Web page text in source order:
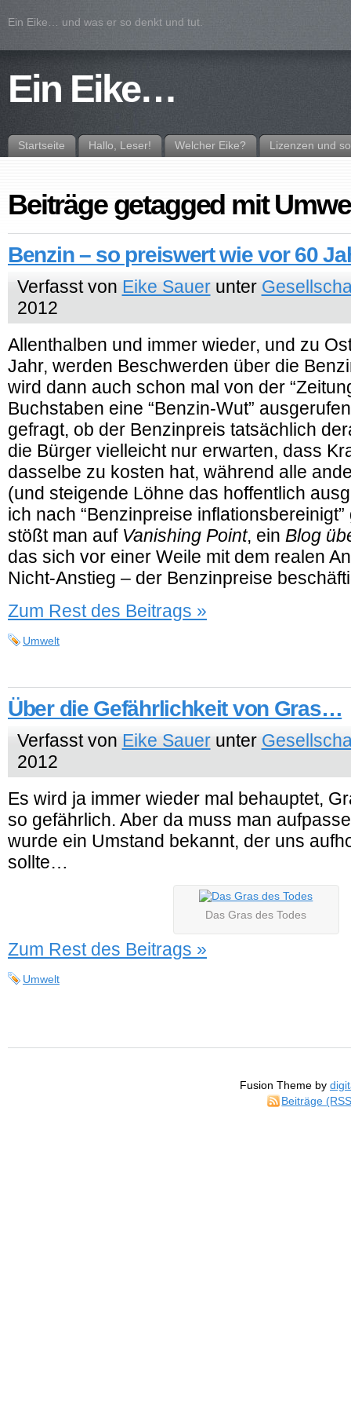
Ein Eike… und was er so denkt und tut.
Ein Eike…
Startseite Hallo, Leser! Welcher Eike? Lizenzen und so
Beiträge getagged mit
Benzin – so preiswert wie vor 60
Verfasst von Eike Sauerunter
2012
Allenthalben und immer wieder, und zu
Jahr, werden Beschwerden über die
wird dann auch schon mal von der
Buchstaben eine “Benzin-Wut”
gefragt, ob der Benzinpreis tatsächlich
die Bürger vielleicht nur erwarten, dass
dasselbe zu kosten hat, während alle
(und steigende Löhne das hoffentlich
ich nach “Benzinpreise inflationsbereinigt”
stößt man auf Vanishing Point, ein Blog
das sich vor einer Weile mit dem realen
Nicht-Anstieg – der Benzinpreise
Zum Rest des Beitrags »
Umwelt
Über die Gefährlichkeit von Gras…
Verfasst von Eike Sauerunter
2012
Es wird ja immer wieder mal behauptet,
so gefährlich. Aber da muss man
wurde ein Umstand bekannt, der uns
sollte…
Das Gras des Todes
Zum Rest des Beitrags »
Umwelt
Fusion Theme by
Beiträge